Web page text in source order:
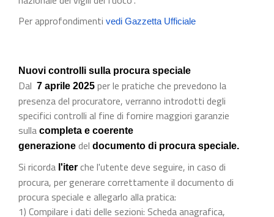
Per approfondimenti vedi Gazzetta Ufficiale
Nuovi controlli sulla procura speciale
Dal 7 aprile 2025 per le pratiche che prevedono la
presenza del procuratore, verranno introdotti degli
specifici controlli al fine di fornire maggiori garanzie
sulla completa e coerente
generazione del documento di procura speciale.
Si ricorda l'iter che l'utente deve seguire, in caso di
procura, per generare correttamente il documento di
procura speciale e allegarlo alla pratica:
1) Compilare i dati delle sezioni: Scheda anagrafica,